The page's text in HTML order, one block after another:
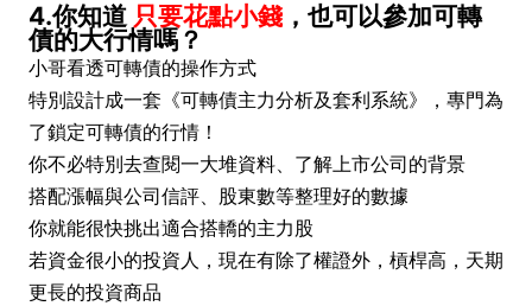
4.你知道 只要花點小錢 ，也可以參加可轉
債的大行情嗎？
小哥看透可轉債的操作方式
特別設計成一套《可轉債主力分析及套利系統》，專門為
了鎖定可轉債的行情！
你不必特別去查閱一大堆資料、了解上市公司的背景
搭配漲幅與公司信評、股東數等整理好的數據
你就能很快挑出適合搭轎的主力股
若資金很小的投資人，現在有除了權證外，槓桿高，天期
更長的投資商品